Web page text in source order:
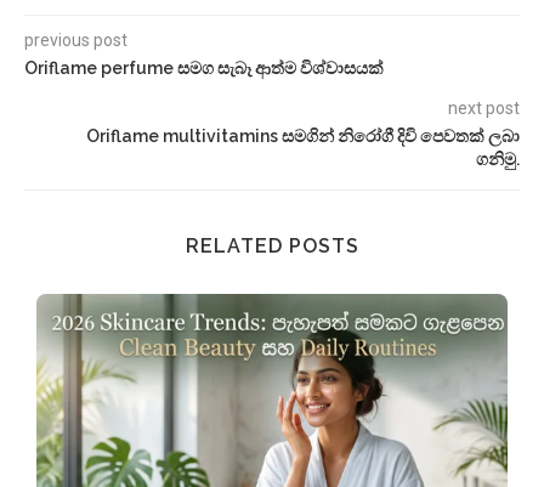
previous post
Oriflame perfume සමග සැබෑ ආත්ම විශ්වාසයක්
next post
Oriflame multivitamins සමගින් නිරෝගී දිවි පෙවතක් ලබා
ගනිමු.
RELATED POSTS